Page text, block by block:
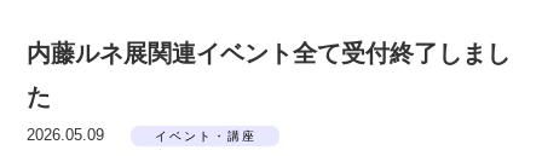
内藤ルネ展関連イベント全て受付終了しまし
た
2026.05.09 イベント・講座